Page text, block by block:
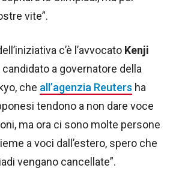
vite”.
c’è l’avvocato Kenji
candidato a governatore della
che all’agenzia Reuters ha
tendono a non dare voce
ma ora ci sono molte persone
a voci dall’estero, spero che
vengano cancellate”.